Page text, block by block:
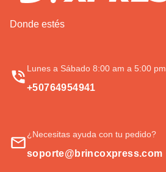
Donde estés
Lunes a Sábado 8:00 am a 5:00 pm.
+50764954941
¿Necesitas ayuda con tu pedido?
soporte@brincoxpress.com